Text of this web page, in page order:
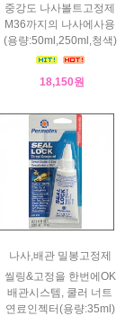
중강도 나사볼트고정제
M36까지의 나사에사용
(용량:50ml,250ml,청색)
18,150원
나사,배관 밀봉고정제
씰링&고정을 한번에OK
배관시스템, 쿨러 너트
연료인젝터(용량:35ml)